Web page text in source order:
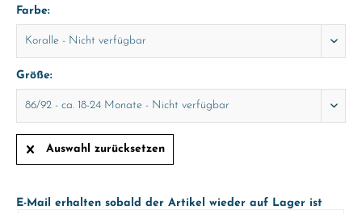
Farbe:
Größe:
Auswahl zurücksetzen
E-Mail erhalten sobald der Artikel wieder auf Lager ist